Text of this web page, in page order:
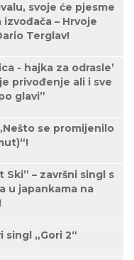
svoje će pjesme
– Hrvoje
Terglav!
- hajka za odrasle’
privođenje ali i sve
glavi”
se promijenilo
– završni singl s
u japankama na
„Gori 2“